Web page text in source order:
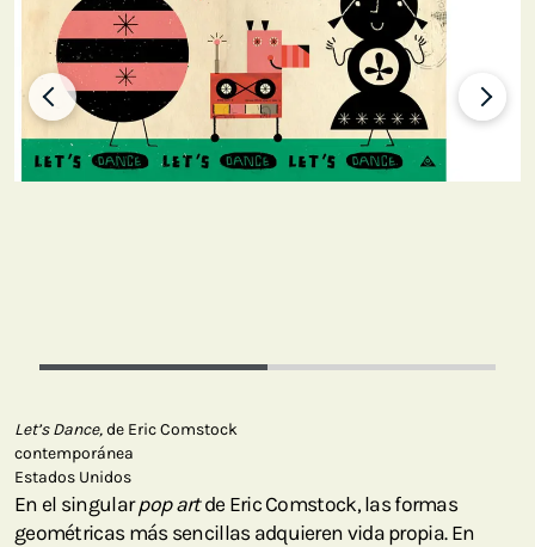
Let’s Dance,de Eric Comstock
contemporánea
Estados Unidos
En el singularpop artde Eric Comstock, las formas
geométricas más sencillas adquieren vida propia. En